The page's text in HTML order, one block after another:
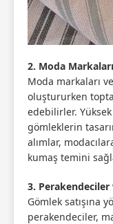
2. Moda
Moda markaları
oluştururken
edebilirler.
gömleklerin
alımlar,
kumaş temini
3. Perakendeciler
Gömlek satışına
perakendeciler,